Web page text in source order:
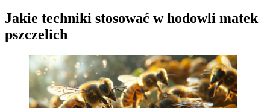
Jakie techniki stosować w hodowli matek
pszczelich